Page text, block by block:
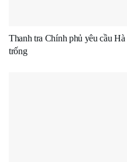
Thanh tra Chính phủ yêu cầu
trống